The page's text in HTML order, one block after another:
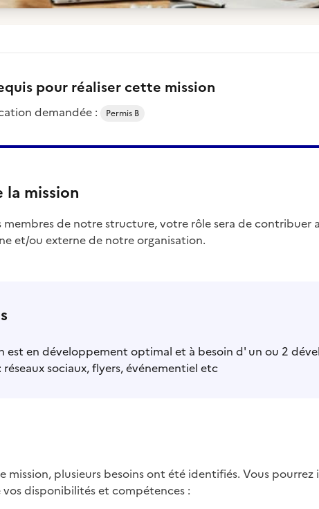
pour réaliser cette mission
demandée : Permis B
la mission
membres de notre structure, votre rôle sera de contribuer
et/ou externe de notre organisation.
est en développement optimal et à besoin d' un ou 2
sociaux, flyers, événementiel etc
mission, plusieurs besoins ont été identifiés. Vous pourrez
disponibilités et compétences :